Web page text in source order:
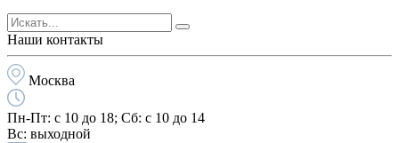
Наши контакты
Москва
Пн-Пт: с 10 до 18; Cб: с 10 до 14
Вс: выходной